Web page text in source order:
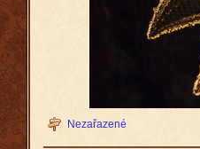
Nezařazené